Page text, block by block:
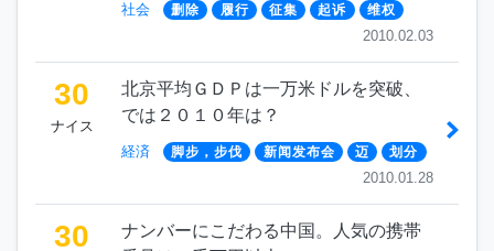
社会 删除 履行 征集 起诉 维权
2010.02.03
30
ナイス
北京平均ＧＤＰは一万米ドルを突破、
では２０１０年は？
経済 脚步，步伐 新闻发布会 迈 划分
2010.01.28
30
ナンバーにこだわる中国。人気の携帯